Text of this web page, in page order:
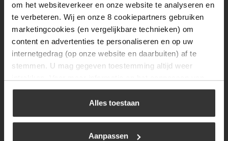
om het websiteverkeer en onze website te analyseren en
te verbeteren. Wij en onze 8 cookiepartners gebruiken
marketingcookies (en vergelijkbare technieken) om
content en advertenties te personaliseren en op uw
internetgedrag (op onze website en daarbuiten) af te
stemmen. U mag gegeven toestemming altijd weer
uw keuze op onze website verwijzen wij u naar ons
Alles toestaan
Aanpassen
Zaterdag
09:30 tot 12:00
Zondag
Gesloten
Navigatie
BBQ
Kamperen